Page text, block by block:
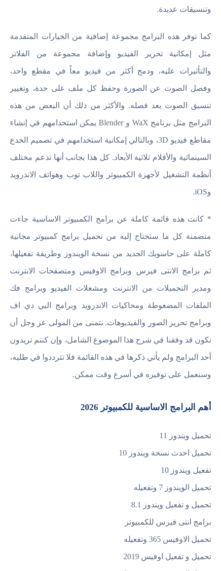
وتنسيقات عديدة.
كما توفر هذه البرامج مجموعة إضافية من الخيارات المتقدمة
مثل إمكانية تحرير الفيديو وإضافة مجموعة من الفلاتر
والتأثيرات عليه، ودمج أكثر من فيديو معاً في مقطع واحد،
وفصل الصوت عن الصورة وحفظ كل ملف على حدة، وتغيير
تنسيق الصوت بعد فصله. والأكثر من ذلك أن البعض من هذه
البرامج مثل برنامج WaX و Blender يمكن استخدامهم في إنشاء
مقاطع فيديو 3D، وبالتالي إمكانية استخدامهم في تصميم الخدع
السينمائية والأفلام ثلاثية الأبعاد. كل هذا بجانب أنها تدعم مختلف
أنظمة التشغيل لأجهزة الكمبيوتر واللاب توب وهواتف الاندرويد
وiOS.
* كانت هذه قائمة كاملة عن برامج الكمبيوتر الاساسية جاءت
متضمنة كل ما ستحتاج إليه من تحميل برامج كمبيوتر مجانية
كاملة على حاسوبك الجديد من نسخة الويندوز وطريقة تفعيلها،
ثم برامج الانتى فيرس وبرامج الاوفيس ومتصفحات الانترنت
ومدير التحميلات من الانترنت ومشغلات الفيديو وبرامج فك
الملفات المضغوطة ومحاكيات الاندرويد وبرامج البي دي اف
وبرامج تحرير الصور والفيديوهات. نتمنى من المولى عز وجل أن
نكون قد وفقنا في شرح هذا الموضوع الشامل، وإن كنتم تريدون
أحد البرامج ولم يأتي ذكرها في هذه القائمة فلا تترددوا في طلبه،
وسنعمل على توفيره في أسرع وقت ممكن.
أهم البرامج الاساسية للكمبيوتر 2026
تحميل ويندوز 11
تحميل احدث نسخة ويندوز 10
تفعيل ويندوز 10
تحميل الويندوز 7 وتفعيله
تحميل و تفعيل ويندوز 8.1
برامج انتى فيرس للكمبيوتر
تحميل الاوفيس 365 وتفعيله
تحميل و تفعيل اوفيس 2019